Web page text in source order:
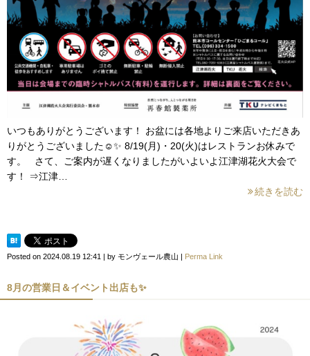
いつもありがとうございます！ お盆には各地よりご来店いただきあ
りがとうございました☺✨ 8/19(月)・20(火)はレストランお休みで
す。 さて、ご案内が遅くなりましたがいよいよ江津湖花火大会で
す！ ⇒江津…
続きを読む
Posted on 2024.08.19 12:41 by モンヴェール農山 Perma Link
8月の営業日＆イベント出店も✨